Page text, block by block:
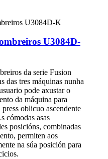
U3084D-
da serie Fusion
das tres máquinas nunha
pode axustar o
da máquina para
oblicuo ascendente
cómodas asas
posicións, combinadas
permiten aos
na súa posición para